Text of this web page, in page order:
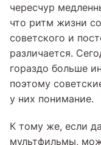
чересчур
что ритм жизни
советского и
различается.
гораздо больше
поэтому
у них понимание.
К тому же, если
мультфильмы,